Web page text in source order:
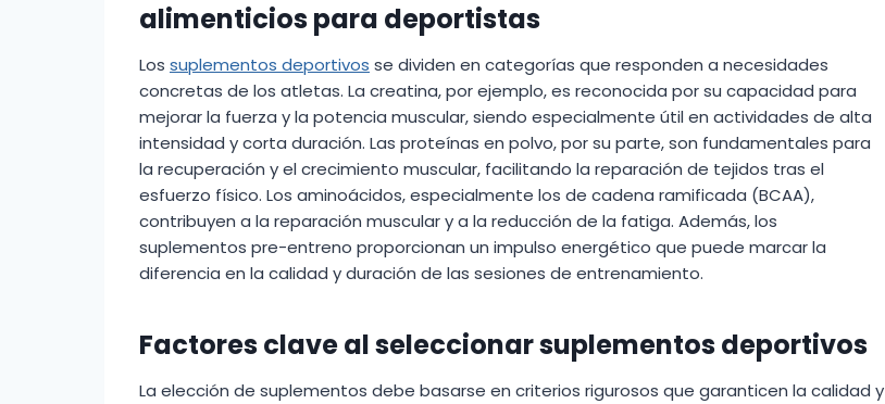
alimenticios para deportistas
Los suplementos deportivos se dividen en categorías que responden a necesidades
concretas de los atletas. La creatina, por ejemplo, es reconocida por su capacidad para
mejorar la fuerza y la potencia muscular, siendo especialmente útil en actividades de alta
intensidad y corta duración. Las proteínas en polvo, por su parte, son fundamentales para
la recuperación y el crecimiento muscular, facilitando la reparación de tejidos tras el
esfuerzo físico. Los aminoácidos, especialmente los de cadena ramificada (BCAA),
contribuyen a la reparación muscular y a la reducción de la fatiga. Además, los
suplementos pre-entreno proporcionan un impulso energético que puede marcar la
diferencia en la calidad y duración de las sesiones de entrenamiento.
Factores clave al seleccionar suplementos deportivos
La elección de suplementos debe basarse en criterios rigurosos que garanticen la calidad y